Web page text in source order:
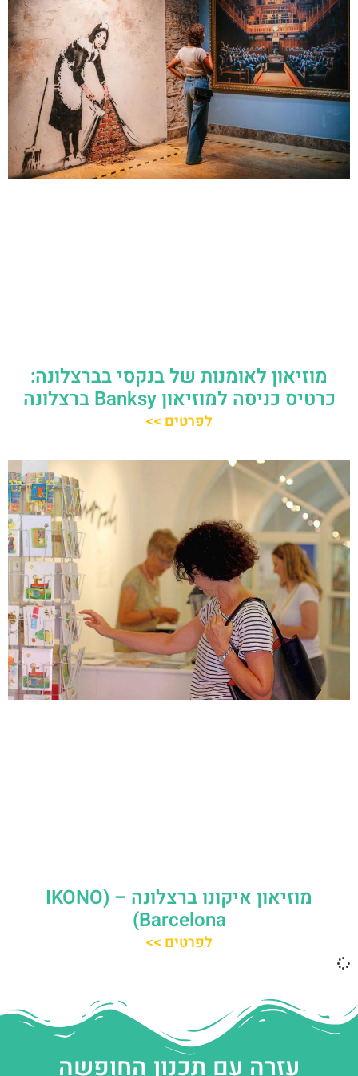
מוזיאון לאומנות של בנקסי בברצלונה:
כרטיס כניסה למוזיאון Banksy ברצלונה
לפרטים >>
מוזיאון איקונו ברצלונה – (IKONO
Barcelona)
לפרטים >>
עזרה עם תכנון החופשה